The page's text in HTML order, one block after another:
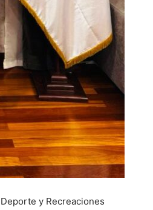
y Recreaciones